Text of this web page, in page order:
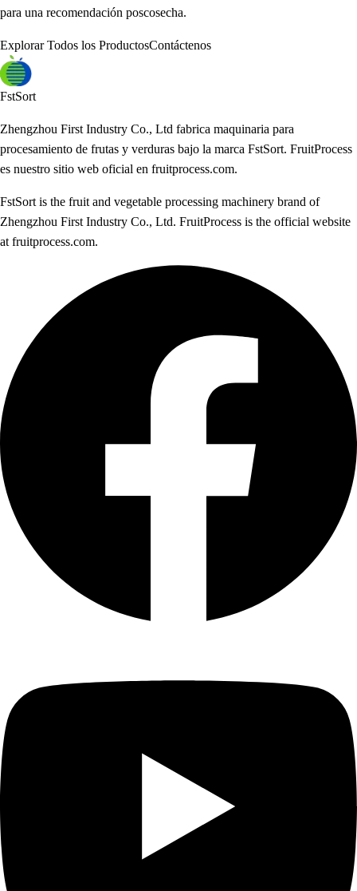
para una recomendación poscosecha.
Explorar Todos los ProductosContáctenos
FstSort
Zhengzhou First Industry Co., Ltd fabrica maquinaria para
procesamiento de frutas y verduras bajo la marca FstSort. FruitProcess
es nuestro sitio web oficial en fruitprocess.com.
FstSort is the fruit and vegetable processing machinery brand of
Zhengzhou First Industry Co., Ltd. FruitProcess is the official website
at fruitprocess.com.